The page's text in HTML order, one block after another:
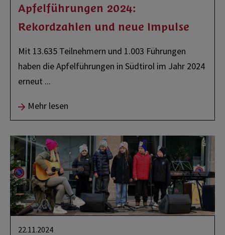
Apfelführungen 2024:
Rekordzahlen und neue Impulse
Mit 13.635 Teilnehmern und 1.003 Führungen
haben die Apfelführungen in Südtirol im Jahr 2024
erneut ...
Mehr lesen
22.11.2024